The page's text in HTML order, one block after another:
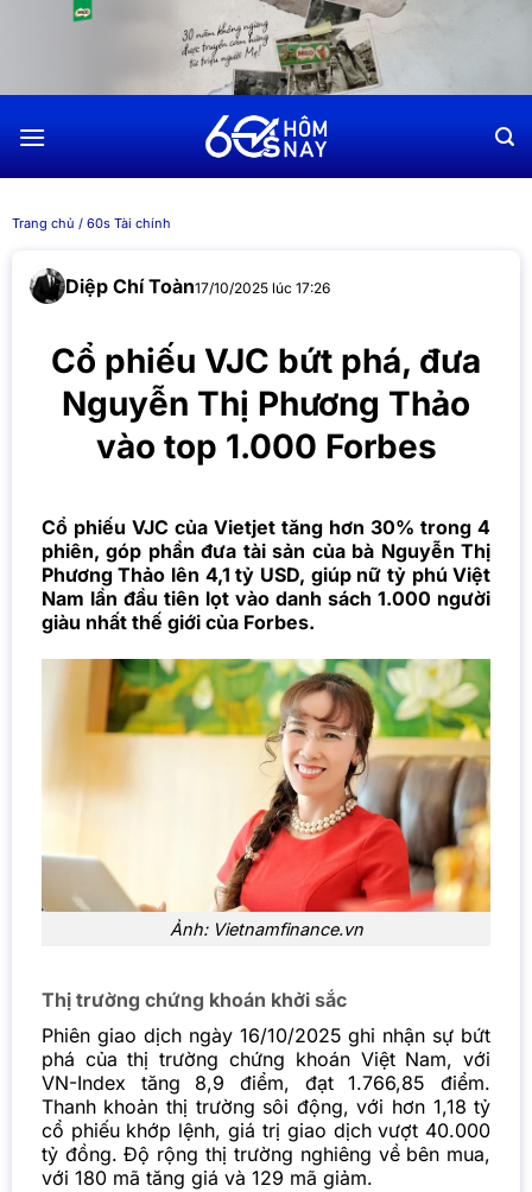
dung
Trang chủ / 60s Tài chính
Diệp Chí Toàn17/10/2025 lúc 17:26
Cổ phiếu VJC bứt phá, đưa
Nguyễn Thị Phương Thảo
vào top 1.000 Forbes
Cổ phiếu VJC của Vietjet tăng hơn 30% trong 4
phiên, góp phần đưa tài sản của bà Nguyễn Thị
Phương Thảo lên 4,1 tỷ USD, giúp nữ tỷ phú Việt
Nam lần đầu tiên lọt vào danh sách 1.000 người
giàu nhất thế giới của Forbes.
Ảnh: Vietnamfinance.vn
Thị trường chứng khoán khởi sắc
Phiên giao dịch ngày 16/10/2025 ghi nhận sự bứt
phá của thị trường chứng khoán Việt Nam, với
VN-Index tăng 8,9 điểm, đạt 1.766,85 điểm.
Thanh khoản thị trường sôi động, với hơn 1,18 tỷ
cổ phiếu khớp lệnh, giá trị giao dịch vượt 40.000
tỷ đồng. Độ rộng thị trường nghiêng về bên mua,
với 180 mã tăng giá và 129 mã giảm.